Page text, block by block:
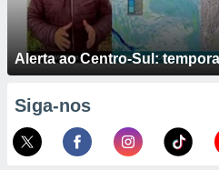
Alerta ao Centro-Sul:
Siga-nos